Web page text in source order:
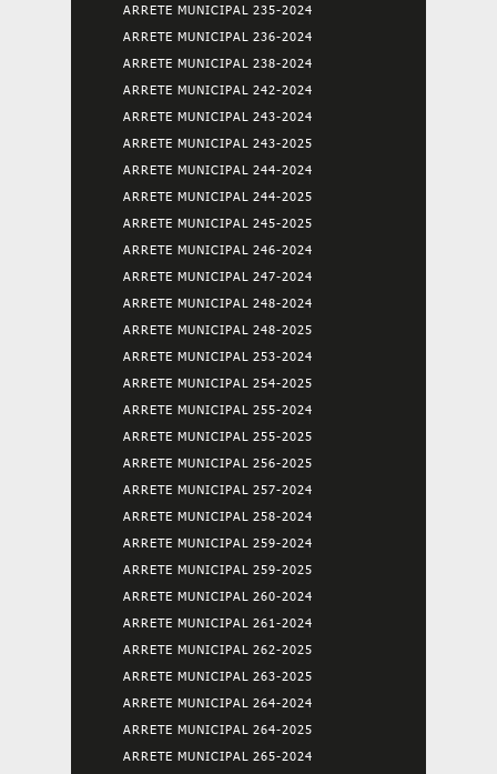
ARRETE MUNICIPAL 235-2024
ARRETE MUNICIPAL 236-2024
ARRETE MUNICIPAL 238-2024
ARRETE MUNICIPAL 242-2024
ARRETE MUNICIPAL 243-2024
ARRETE MUNICIPAL 243-2025
ARRETE MUNICIPAL 244-2024
ARRETE MUNICIPAL 244-2025
ARRETE MUNICIPAL 245-2025
ARRETE MUNICIPAL 246-2024
ARRETE MUNICIPAL 247-2024
ARRETE MUNICIPAL 248-2024
ARRETE MUNICIPAL 248-2025
ARRETE MUNICIPAL 253-2024
ARRETE MUNICIPAL 254-2025
ARRETE MUNICIPAL 255-2024
ARRETE MUNICIPAL 255-2025
ARRETE MUNICIPAL 256-2025
ARRETE MUNICIPAL 257-2024
ARRETE MUNICIPAL 258-2024
ARRETE MUNICIPAL 259-2024
ARRETE MUNICIPAL 259-2025
ARRETE MUNICIPAL 260-2024
ARRETE MUNICIPAL 261-2024
ARRETE MUNICIPAL 262-2025
ARRETE MUNICIPAL 263-2025
ARRETE MUNICIPAL 264-2024
ARRETE MUNICIPAL 264-2025
ARRETE MUNICIPAL 265-2024